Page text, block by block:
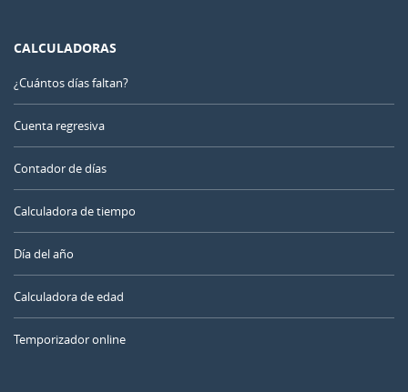
CALCULADORAS
¿Cuántos días faltan?
Cuenta regresiva
Contador de días
Calculadora de tiempo
Día del año
Calculadora de edad
Temporizador online